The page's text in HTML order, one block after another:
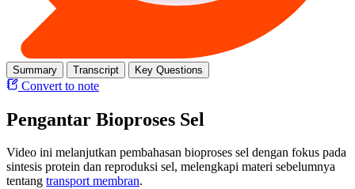
Summary Transcript Key Questions
Convert to note
Pengantar Bioproses Sel
Video ini melanjutkan pembahasan bioproses sel dengan fokus pada
sintesis protein dan reproduksi sel, melengkapi materi sebelumnya
tentang transport membran.